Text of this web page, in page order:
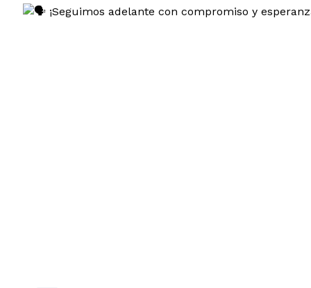
¡Seguimos adelante con compromiso y